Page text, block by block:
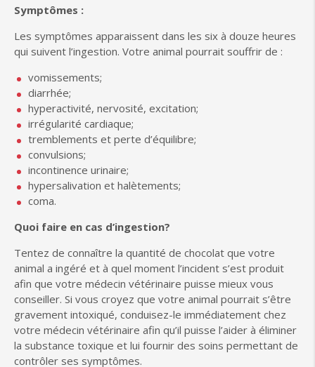
Symptômes :
Les symptômes apparaissent dans les six à douze heures
qui suivent l’ingestion. Votre animal pourrait souffrir de :
vomissements;
diarrhée;
hyperactivité, nervosité, excitation;
irrégularité cardiaque;
tremblements et perte d’équilibre;
convulsions;
incontinence urinaire;
hypersalivation et halètements;
coma.
Quoi faire en cas d’ingestion?
Tentez de connaître la quantité de chocolat que votre
animal a ingéré et à quel moment l’incident s’est produit
afin que votre médecin vétérinaire puisse mieux vous
conseiller. Si vous croyez que votre animal pourrait s’être
gravement intoxiqué, conduisez-le immédiatement chez
votre médecin vétérinaire afin qu’il puisse l’aider à éliminer
la substance toxique et lui fournir des soins permettant de
contrôler ses symptômes.